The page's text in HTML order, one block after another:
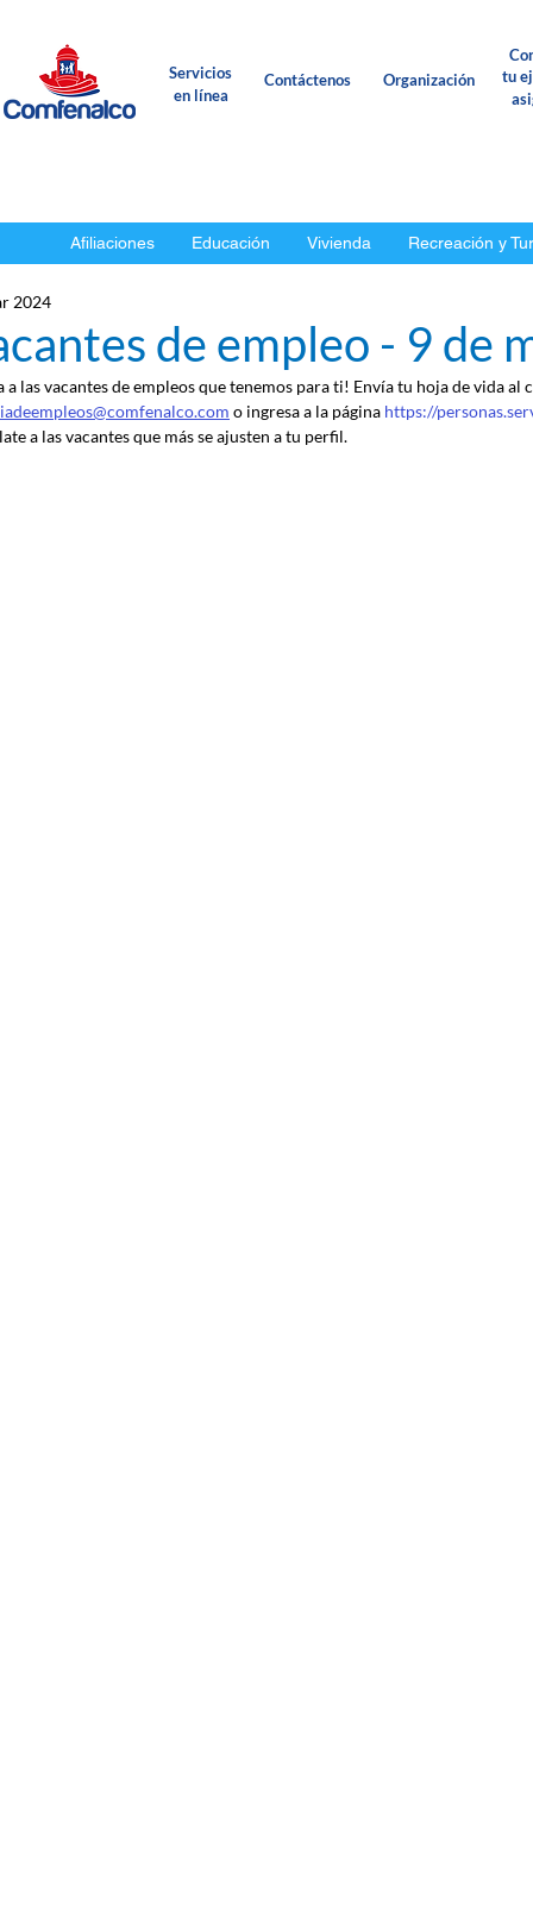
Servicios
en línea
Contáctenos Organización
tu
Afiliaciones Educación Vivienda Recreación y
de empleo - 9 de
2024
a las vacantes de empleos que tenemos para ti! Envía tu hoja de vida al
o ingresa a la página https://
a las vacantes que más se ajusten a tu perfil.